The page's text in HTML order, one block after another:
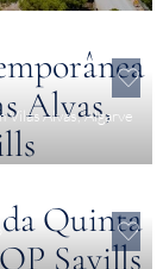
Vilas Alvas, Algarve